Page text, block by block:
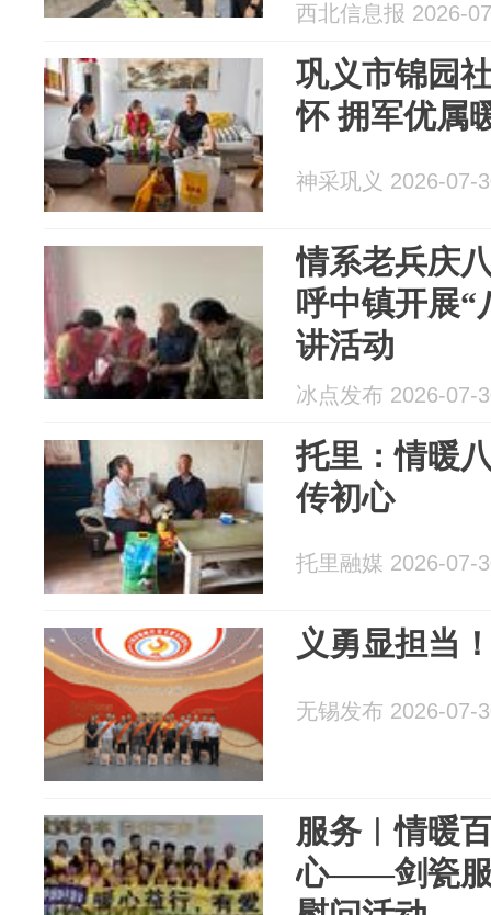
西北信息报 2026-
巩义市锦园
怀 拥军优属
神采巩义 2026-07-
情系老兵庆
呼中镇开展“
讲活动
冰点发布 2026-07-
托里：情暖
传初心
托里融媒 2026-07-
义勇显担当
无锡发布 2026-07-
服务︱情暖
心——剑瓷服